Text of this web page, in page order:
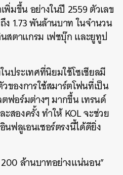
มขึ้น อย่างในปี 2559 ตัวเลข
1.73 พันล้านบาท ในจำนวน
ตาแกรม เฟชบุ๊ก และยูทูป
นประเทศที่นิยมใช้โซเชียลมี
ของการใช้สมาร์ตโฟนที่เป็น
ฟอร์มต่างๆ มากขึ้น เทรนด์
สองครั้ง ทำให้ KOL จะช่วย
ฟลูเอนเซอร์ตรงนี้ได้ดียิ่ง
200 ล้านบาทอย่างแน่นอน”